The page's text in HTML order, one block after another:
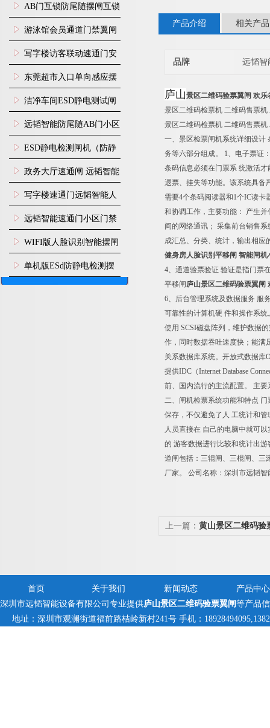
尘车间防静电闸机
AB门互锁防尾随摆闸互锁
闸机
游泳馆会员通道门禁翼闸
写字楼访客联动速通门安
装
东莞超市入口单向感应摆
闸安装
洁净车间ESD静电测试闸
机
远韬智能防尾随AB门小区
门禁闸机安装
​ESD静电检测闸机（防静
电门禁通道系统）
政务大厅速通闸 远韬智能
防尾随静音速通门
写字楼速通门远韬智能人
脸识别快速通道闸
远韬智能速通门小区门禁
闸机食堂消费摆闸
WIFI版人脸识别智能摆闸
机
单机版ESd防静电检测摆
闸机
产品介绍 相关产品
品牌 远韬智
庐山景区二维码验票翼闸 欢
景区二维码检票机 二维码售票机
景区二维码检票机 二维码售票机
一、景区检票闸机系统详细设计
务等六部分组成。 1、电子票证
条码信息必须在门票系 统激活
退票、挂失等功能。该系统具备
需要4个条码阅读器和1个IC读
和协调工作，主要功能： 产生
间的网络通讯； 采集前台销售
成汇总、分类、统计，输出相应
健身房人脸识别平移闸 智能闸
4、通道验票验证 验证是指门票
平移闸 庐山景区二维码验票翼闸
6、后台管理系统及数据服务 服
可靠性的计算机硬 件和操作系统
使用 SCSI磁盘阵列，维护数据
作，同时数据吞吐速度快；能满
关系数据库系统。开放式数据库
提供IDC（Internet Database
前、国内流行的主流配置。 主要
二、闸机检票系统功能和特点
保存，不仅避免了人 工统计和
人员直接在 自己的电脑中就可
的 游客数据进行比较和统计出
道闸包括：三辊闸、三棍闸、三
厂家。 公司名称：深圳市远韬
上一篇： 黄山景区二维码验
首页 关于我们 新闻动态
产品中心
深圳市远韬智能设备有限公司专业提供庐山景区二维码验票翼闸等产品
地址：深圳市观澜街道福前路桔岭新村241号 手机：